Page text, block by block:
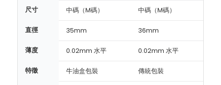
尺寸 中碼（M碼） 中碼（M碼）
直徑 35mm 36mm
薄度 0.02mm 水平 0.02mm 水平
特徵 牛油盒包裝 傳統包裝